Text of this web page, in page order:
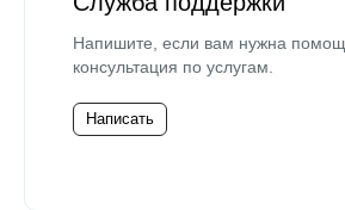
Напишите, если вам нужна
консультация по услугам.
Написать